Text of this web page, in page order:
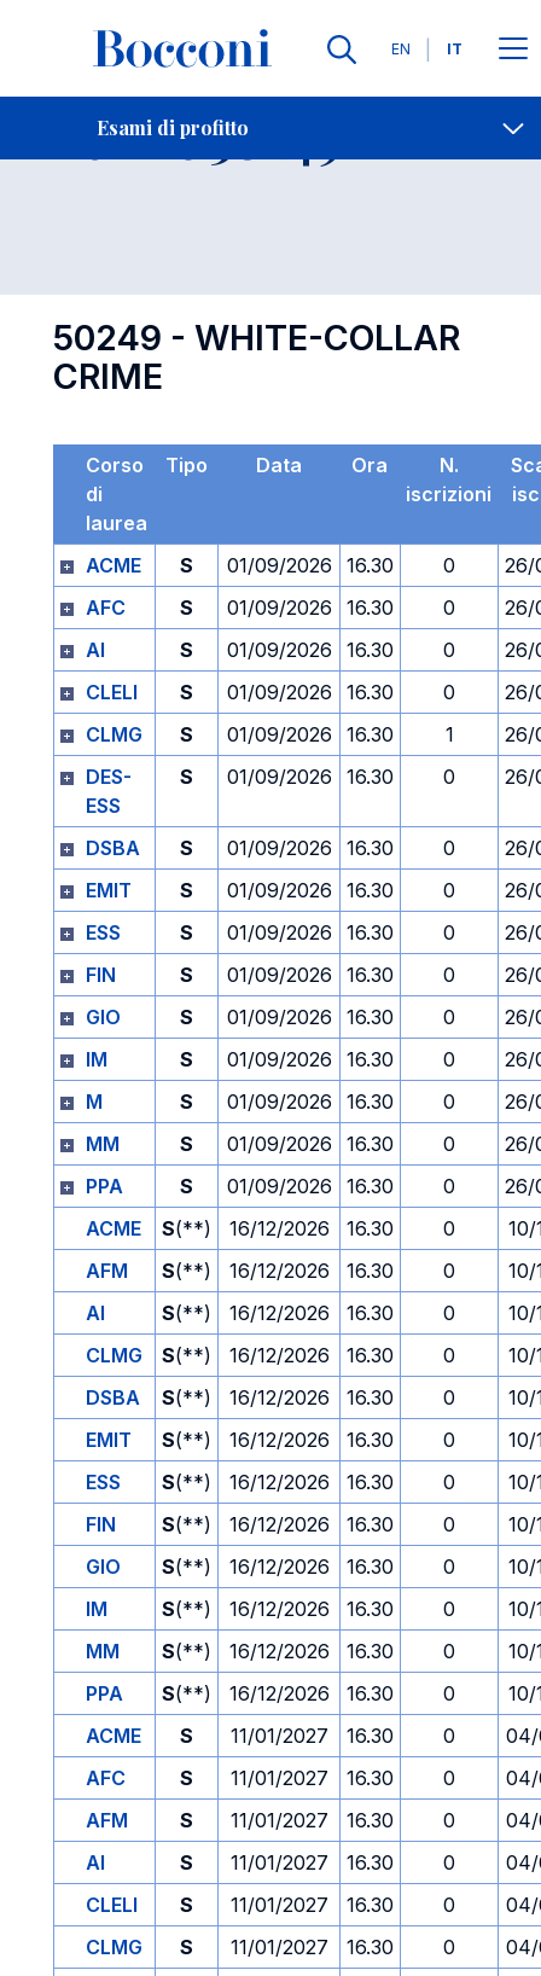
Lingue
EN IT
Esami di profitto
Contatti
Esame 50249 Open
50249 - WHITE-COLLAR
CRIME
Corso
di
laurea
Tipo Data Ora
N.
iscrizioni
ACME S 01/09/2026 16.30 0
26/
AFC
S 01/09/2026 16.30 0
26/
AI
S 01/09/2026 16.30 0
26/
CLELI
S 01/09/2026 16.30 0
26/
CLMG
S 01/09/2026 16.30 1
26/
DES-
ESS
S 01/09/2026 16.30 0 26/
DSBA S 01/09/2026 16.30 0
26/
EMIT
S 01/09/2026 16.30 0
26/
ESS
S 01/09/2026 16.30 0
26/
FIN
S 01/09/2026 16.30 0
26/
GIO
S 01/09/2026 16.30 0
26/
IM
S 01/09/2026 16.30 0
26/
M
S 01/09/2026 16.30 0
26/
MM
S 01/09/2026 16.30 0
26/
PPA
S 01/09/2026 16.30 0
26/
ACME
S(**) 16/12/2026 16.30 0
10/
AFM
S(**) 16/12/2026 16.30 0
10/
AI
S(**) 16/12/2026 16.30 0
10/
CLMG
S(**) 16/12/2026 16.30 0
10/
DSBA
S(**) 16/12/2026 16.30 0
10/
EMIT
S(**) 16/12/2026 16.30 0
10/
ESS
S(**) 16/12/2026 16.30 0
10/
FIN
S(**) 16/12/2026 16.30 0
10/
GIO
S(**) 16/12/2026 16.30 0
10/
IM
S(**) 16/12/2026 16.30 0
10/
MM
S(**) 16/12/2026 16.30 0
10/
PPA
S(**) 16/12/2026 16.30 0
10/
ACME
S 11/01/2027 16.30 0
04/
AFC
S 11/01/2027 16.30 0
04/
AFM
S 11/01/2027 16.30 0
04/
AI
S 11/01/2027 16.30 0
04/
CLELI
S 11/01/2027 16.30 0
04/
CLMG
S 11/01/2027 16.30 0
04/